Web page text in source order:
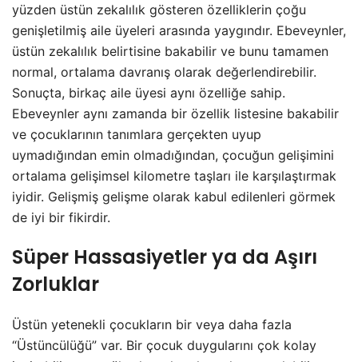
yüzden üstün zekalılık gösteren özelliklerin çoğu
genişletilmiş aile üyeleri arasında yaygındır. Ebeveynler,
üstün zekalılık belirtisine bakabilir ve bunu tamamen
normal, ortalama davranış olarak değerlendirebilir.
Sonuçta, birkaç aile üyesi aynı özelliğe sahip.
Ebeveynler aynı zamanda bir özellik listesine bakabilir
ve çocuklarının tanımlara gerçekten uyup
uymadığından emin olmadığından, çocuğun gelişimini
ortalama gelişimsel kilometre taşları ile karşılaştırmak
iyidir. Gelişmiş gelişme olarak kabul edilenleri görmek
de iyi bir fikirdir.
Süper Hassasiyetler ya da Aşırı
Zorluklar
Üstün yetenekli çocukların bir veya daha fazla
“Üstüncülüğü” var. Bir çocuk duygularını çok kolay